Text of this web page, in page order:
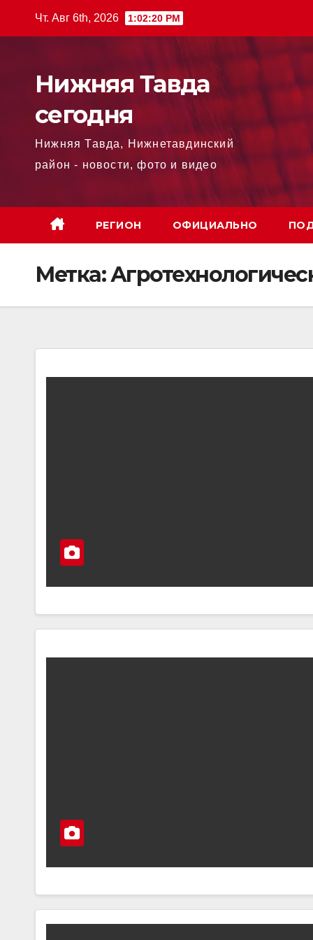
Чт. Авг 6th, 2026 1:02:21 PM
Нижняя Тавда
сегодня
Нижняя Тавда, Нижнетавдинский
район - новости, фото и видео
РЕГИОН ОФИЦИАЛЬНО
Метка: